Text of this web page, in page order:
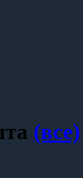
(все)